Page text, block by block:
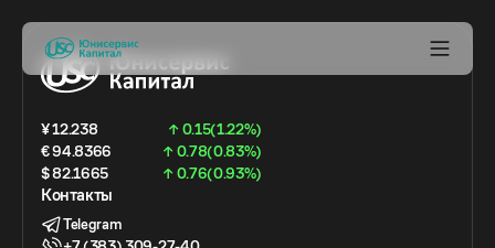
¥ 12.238
↑ 0.15(1.22%)
€ 94.8366
↑ 0.78(0.83%)
$ 82.1665
↑ 0.76(0.93%)
Контакты
Telegram